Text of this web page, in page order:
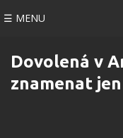
☰ MENU
Dovolená v
znamenat